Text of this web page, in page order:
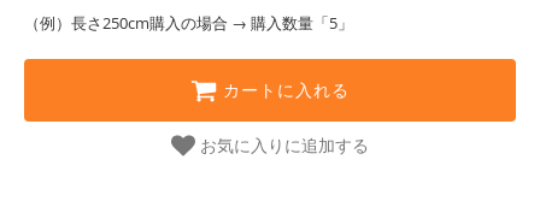
（例）長さ250cm購入の場合 → 購入数量「5」
カートに入れる
お気に入りに追加する